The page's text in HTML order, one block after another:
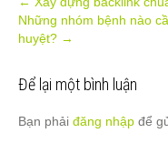
navigation
Những nhóm bệnh nào
huyệt? →
Để lại một bình luận
Bạn phải đăng nhập để